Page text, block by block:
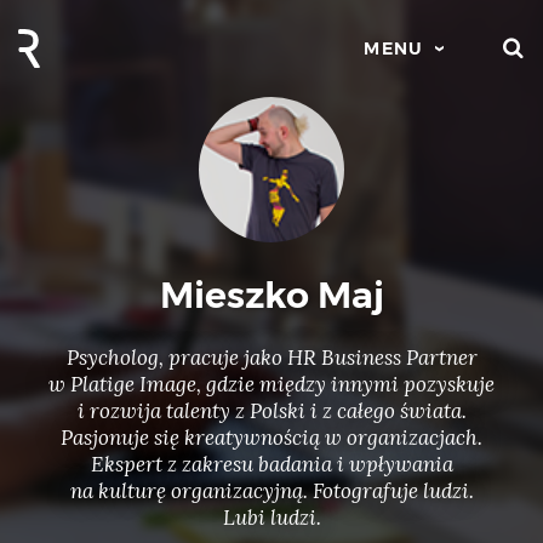
MENU
Mieszko Maj
Psycholog, pracuje jako HR Business Partner
w Platige Image, gdzie między innymi pozyskuje
i rozwija talenty z Polski i z całego świata.
Pasjonuje się kreatywnością w organizacjach.
Ekspert z zakresu badania i wpływania
na kulturę organizacyjną. Fotografuje ludzi.
Lubi ludzi.